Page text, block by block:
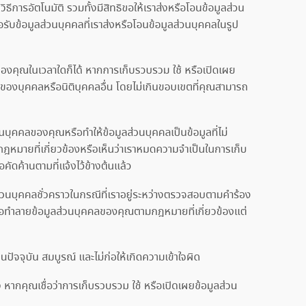
การอัตโนมัติ รวมทั้งมีสิทธิขอให้เราส่งหรือโอนข้อมูลส่วน
บข้อมูลส่วนบุคคลที่เราส่งหรือโอนข้อมูลส่วนบุคคลในรูป
ณในเวลาใดก็ได้ หากการเก็บรวบรวม ใช้ หรือเปิดเผย
องบุคคลหรือนิติบุคคลอื่น โดยไม่เกินขอบเขตที่คุณสามารถ
คคลของคุณหรือทำให้ข้อมูลส่วนบุคคลเป็นข้อมูลที่ไม่
ายที่เกี่ยวข้องหรือเห็นว่าเราหมดความจำเป็นในการเก็บ
ดค้านตามที่แจ้งไว้ข้างต้นแล้ว
บุคคลชั่วคราวในกรณีที่เราอยู่ระหว่างตรวจสอบตามคำร้อง
ำลายข้อมูลส่วนบุคคลของคุณตามกฎหมายที่เกี่ยวข้องแต่
จุบัน สมบูรณ์ และไม่ก่อให้เกิดความเข้าใจผิด
กคุณเชื่อว่าการเก็บรวบรวม ใช้ หรือเปิดเผยข้อมูลส่วน